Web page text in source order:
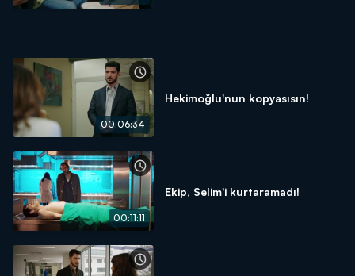
00:06:34
Hekimoğlu'nun kopyasısın!
00:11:11
Ekip, Selim'i kurtaramadı!